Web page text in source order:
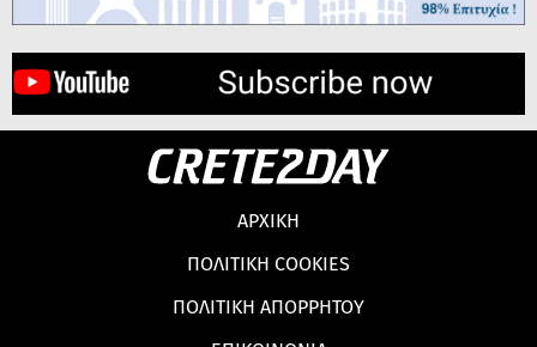
ΑΡΧΙΚΗ
ΠΟΛΙΤΙΚΗ COOKIES
ΠΟΛΙΤΙΚΗ ΑΠΟΡΡΗΤΟΥ